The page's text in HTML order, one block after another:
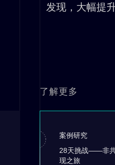
发现，大幅提
了解更多
案例研究
28天挑战——非
现之旅